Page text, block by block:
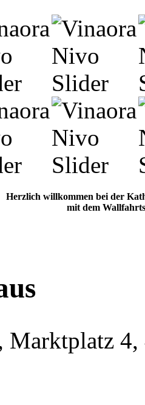
Herzlich willkommen bei der
mit dem
Marktplatz